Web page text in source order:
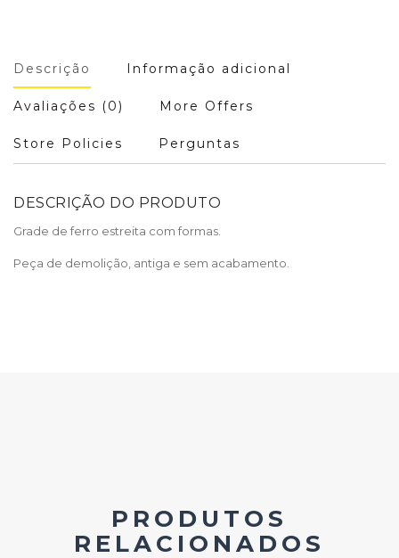
Descrição Informação adicional
Avaliações (0) More Offers
Store Policies Perguntas
DESCRIÇÃO DO PRODUTO
Grade de ferro estreita com formas.
Peça de demolição, antiga e sem acabamento.
PRODUTOS
RELACIONADOS